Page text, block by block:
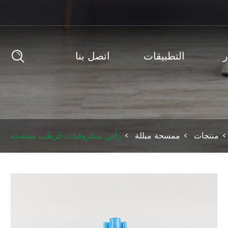
التطبيقات اتصل بنا
منتجات ممسحة مبللة رأس ميكروفيات الرطب ممسحة